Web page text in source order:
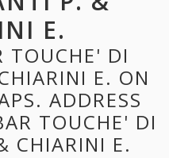
E.
TOUCHE' DI
E. ON
ADDRESS
TOUCHE' DI
CHIARINI E.